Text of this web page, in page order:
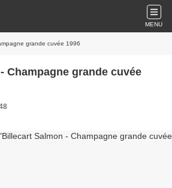
MENU
grande cuvée 1996
Champagne grande cuvée